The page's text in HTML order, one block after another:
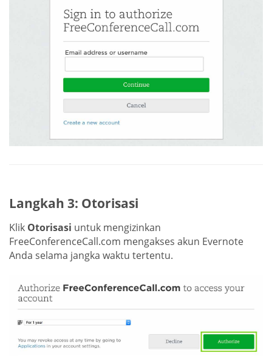
Langkah 3: Otorisasi
Klik Otorisasi untuk mengizinkan
FreeConferenceCall.com mengakses akun Evernote
Anda selama jangka waktu tertentu.